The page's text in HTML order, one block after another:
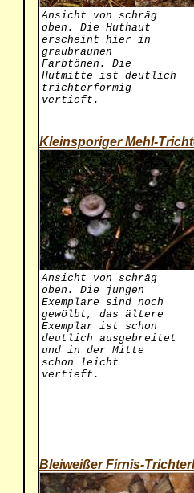
Ansicht von schräg
oben. Die Huthaut
erscheint hier in
graubraunen
Farbtönen. Die
Hutmitte ist deutlich
trichterförmig
vertieft.
Kleinsporiger Mehl-
Ansicht von schräg
oben. Die jungen
Exemplare sind noch
gewölbt, das ältere
Exemplar ist schon
deutlich ausgebreitet
und in der Mitte
schon leicht
vertieft.
Bleiweißer Firnis-